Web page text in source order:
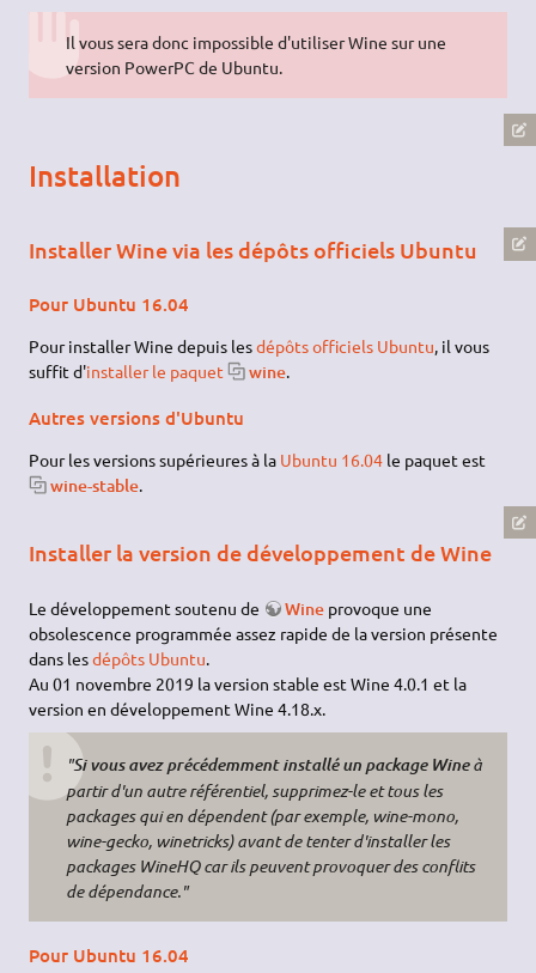
Il vous sera donc impossible d'utiliser Wine sur une
version PowerPC de Ubuntu.
Installation
Installer Wine via les dépôts officiels Ubuntu
Pour Ubuntu 16.04
Pour installer Wine depuis lesdépôts officiels Ubuntu, il vous
suffit d'installer le paquet wine.
Autres versions d'Ubuntu
Pour les versions supérieures à la Ubuntu 16.04 le paquet est
wine-stable.
Installer la version de développement de Wine
Le développement soutenu de Wine provoque une
obsolescence programmée assez rapide de la version présente
dans lesdépôts Ubuntu.
Au 01 novembre 2019 la version stable est Wine 4.0.1 et la
version en développement Wine 4.18.x.
"Si vous avez précédemment installé un package Wineà
partir d'un autre référentiel, supprimez-le et tous les
packages qui en dépendent (par exemple, wine-mono,
wine-gecko, winetricks) avant de tenter d'installer les
packages WineHQ car ils peuvent provoquer des conflits
de dépendance."
Pour Ubuntu 16.04